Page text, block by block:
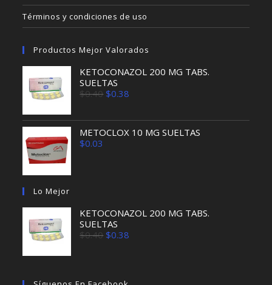
Términos y condiciones de uso
Productos Mejor Valorados
KETOCONAZOL 200 MG TABS.
SUELTAS
$0.40El
precio
era:
$0.40.
$0.38
es:
$0.38.
METOCLOX 10 MG SUELTAS
$0.03
Lo Mejor
KETOCONAZOL 200 MG TABS.
SUELTAS
$0.40El
precio
$0.38